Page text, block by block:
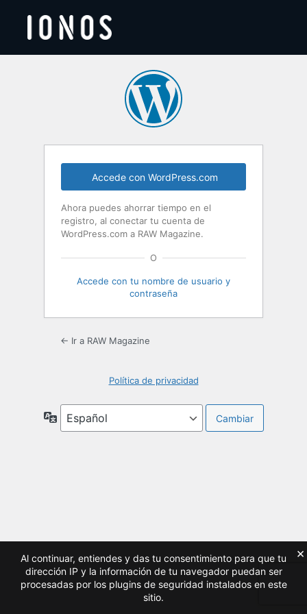
Accede con WordPress.com
Ahora puedes ahorrar tiempo en el
registro, al conectar tu cuenta de
WordPress.com a RAW Magazine.
O
Accede con tu nombre de usuario y
contraseña
← Ir a RAW Magazine
Política de privacidad
Idioma
Al continuar, entiendes y das tu consentimiento para que tu
dirección IP y la información de tu navegador puedan ser
procesadas por los plugins de seguridad instalados en este
sitio.
×